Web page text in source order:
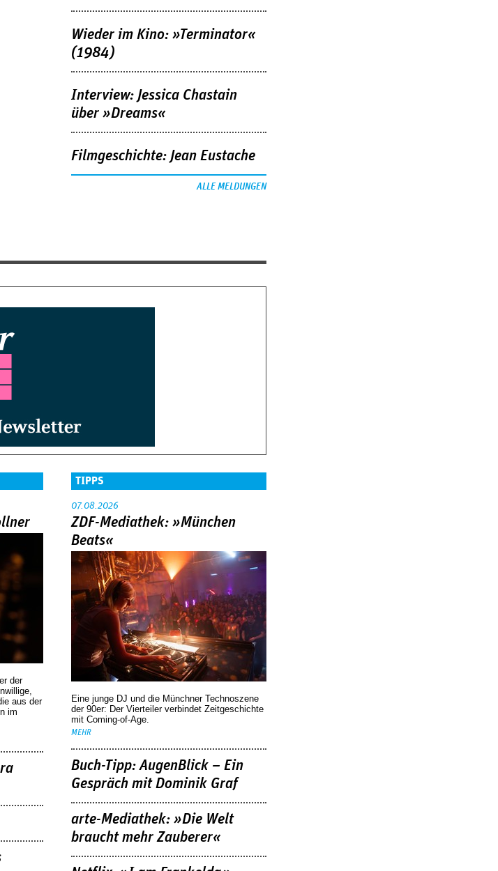
Wieder im Kino: »Terminator«
(1984)
Interview: Jessica Chastain
über »Dreams«
Filmgeschichte: Jean Eustache
ALLE MELDUNGEN
der
aus der
im
TIPPS
07.08.2026
ZDF-Mediathek: »München
Beats«
Eine junge DJ und die Münchner Technoszene
der 90er: Der Vierteiler verbindet Zeitgeschichte
mit Coming-of-Age.
MEHR
Buch-Tipp: AugenBlick – Ein
Gespräch mit Dominik Graf
arte-Mediathek: »Die Welt
braucht mehr Zauberer«